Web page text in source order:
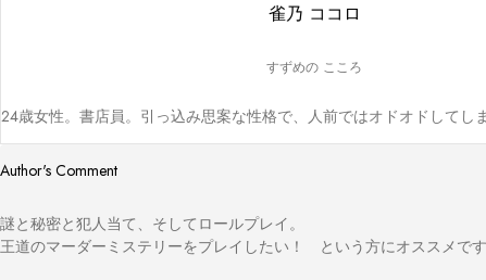
雀乃 ココロ
すずめの こころ
24歳女性。書店員。引っ込み思案な性格で、人前ではオドオドしてし
Author's Comment
謎と秘密と犯人当て、そしてロールプレイ。
王道のマーダーミステリーをプレイしたい！　という方にオススメです